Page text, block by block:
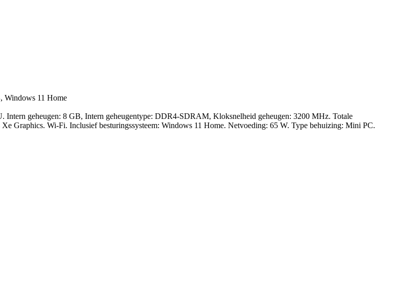
11 Home
geheugen: 8 GB, Intern geheugentype: DDR4-SDRAM, Kloksnelheid geheugen: 3200 MHz. Totale
Graphics. Wi-Fi. Inclusief besturingssysteem: Windows 11 Home. Netvoeding: 65 W. Type behuizing: Mini PC.